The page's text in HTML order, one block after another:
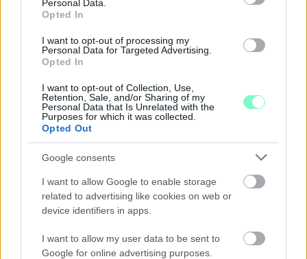
Personal Data.
Opted In
I want to opt-out of processing my
Personal Data for Targeted Advertising.
Opted In
I want to opt-out of Collection, Use,
Retention, Sale, and/or Sharing of my
Personal Data that Is Unrelated with the
Purposes for which it was collected.
Opted Out
Google consents
I want to allow Google to enable storage
related to advertising like cookies on web or
device identifiers in apps.
I want to allow my user data to be sent to
Google for online advertising purposes.
A RÓMAIAKTÓL AZ AGYAGKATONÁKIG –
TÁRLATVEZETÉSEK, WORKSHOP ÉS
KÖZÖNSÉGTALÁLKOZÓ VÁRJA A LÁTOGATÓKAT A
GYŐRI RÓMER MÚZEUMBAN
Ingyenes programokkal és különleges kiállításokkal készülnek a
hét második felére, a hőségriadó idején ráadásul a Várkazamata